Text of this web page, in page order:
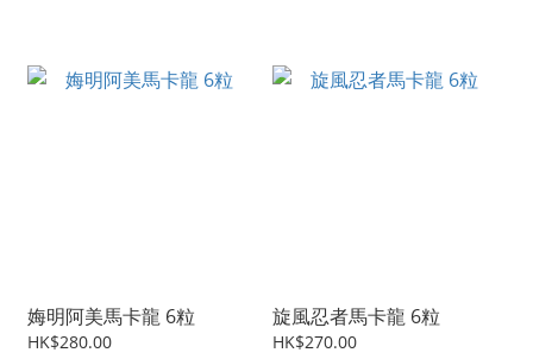
娒明阿美馬卡龍 6粒
HK$280.00
旋風忍者馬卡龍 6粒
HK$270.00